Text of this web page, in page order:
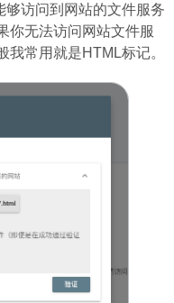
访问到网站的文件服务
你无法访问网站文件服
常用就是HTML标记。